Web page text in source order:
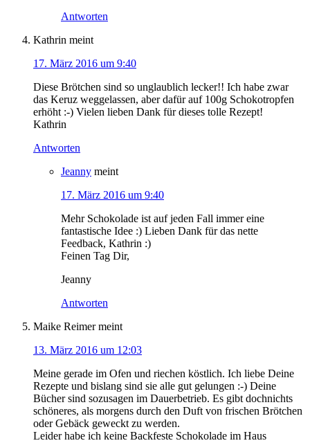
Antworten
Kathrin meint
17. März 2016 um 9:40
Diese Brötchen sind so unglaublich lecker!! Ich habe zwar
das Keruz weggelassen, aber dafür auf 100g Schokotropfen
erhöht :-) Vielen lieben Dank für dieses tolle Rezept!
Kathrin
Antworten
Jeanny meint
17. März 2016 um 9:40
Mehr Schokolade ist auf jeden Fall immer eine
fantastische Idee :) Lieben Dank für das nette
Feedback, Kathrin :)
Feinen Tag Dir,
Jeanny
Antworten
Maike Reimer meint
13. März 2016 um 12:03
Meine gerade im Ofen und riechen köstlich. Ich liebe Deine
Rezepte und bislang sind sie alle gut gelungen :-) Deine
Bücher sind sozusagen im Dauerbetrieb. Es gibt dochnichts
schöneres, als morgens durch den Duft von frischen Brötchen
oder Gebäck geweckt zu werden.
Leider habe ich keine Backfeste Schokolade im Haus